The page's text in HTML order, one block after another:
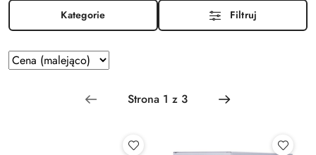
Kategorie Filtruj
Zastosowano
sortowanie:
Sortuj
według